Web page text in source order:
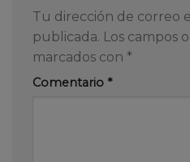
Tu dirección de correo
publicada. Los campos
marcados con *
Comentario *